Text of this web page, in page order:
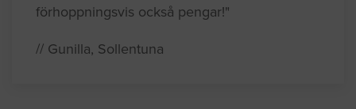
förhoppningsvis också pengar!"
// Gunilla, Sollentuna